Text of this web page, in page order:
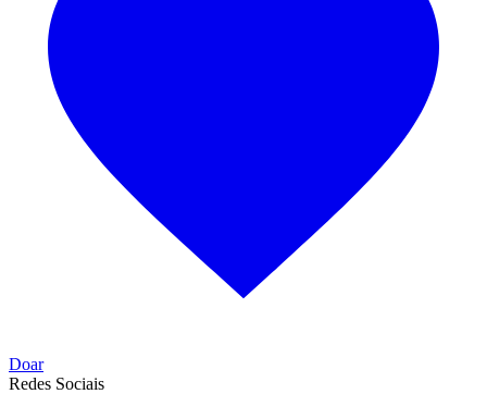
Doar
Redes Sociais